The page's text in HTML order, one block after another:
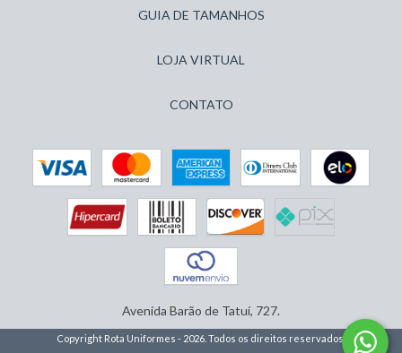
GUIA DE TAMANHOS
LOJA VIRTUAL
CONTATO
Avenida Barão de Tatuí, 727.
Copyright Rota Uniformes - 2026. Todos os direitos reservados.